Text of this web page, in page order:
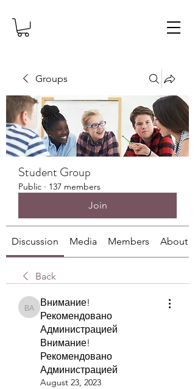
Groups
Student Group
Public · 137 members
Join
Discussion Media Members About
Back
Внимание! Рекомендовано Администрацией
Внимание!
Рекомендовано
Администрацией
Внимание!
Рекомендовано
Администрацией
August 23, 2023